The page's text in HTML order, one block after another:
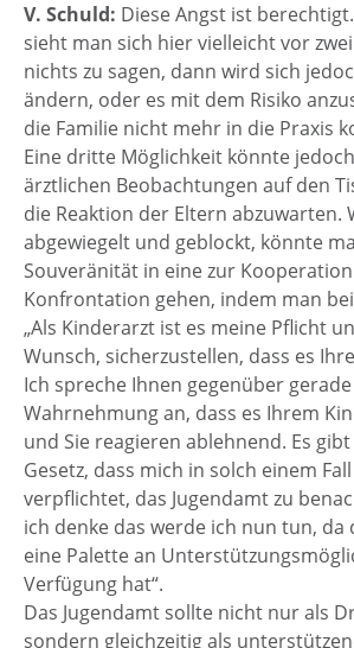
V. Schuld: Diese Angst ist
sieht man sich hier vielleicht vor
nichts zu sagen, dann wird sich
ändern, oder es mit dem Risiko
die Familie nicht mehr in die Praxis
Eine dritte Möglichkeit könnte
ärztlichen Beobachtungen auf den
die Reaktion der Eltern abzuwarten.
abgewiegelt und geblockt, könnte
Souveränität in eine zur
Konfrontation gehen, indem man
„Als Kinderarzt ist es meine Pflicht
Wunsch, sicherzustellen, dass es
Ich spreche Ihnen gegenüber
Wahrnehmung an, dass es Ihrem
und Sie reagieren ablehnend. Es
Gesetz, dass mich in solch einem
verpflichtet, das Jugendamt zu
ich denke das werde ich nun tun, da
eine Palette an
Verfügung hat“.
Das Jugendamt sollte nicht nur als
sondern gleichzeitig als